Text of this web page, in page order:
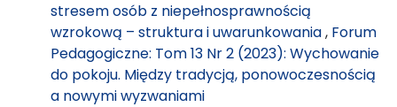
stresem osób z niepełnosprawnością
wzrokową – struktura i uwarunkowania, Forum
Pedagogiczne: Tom 13 Nr 2 (2023): Wychowanie
do pokoju. Między tradycją, ponowoczesnością
a nowymi wyzwaniami